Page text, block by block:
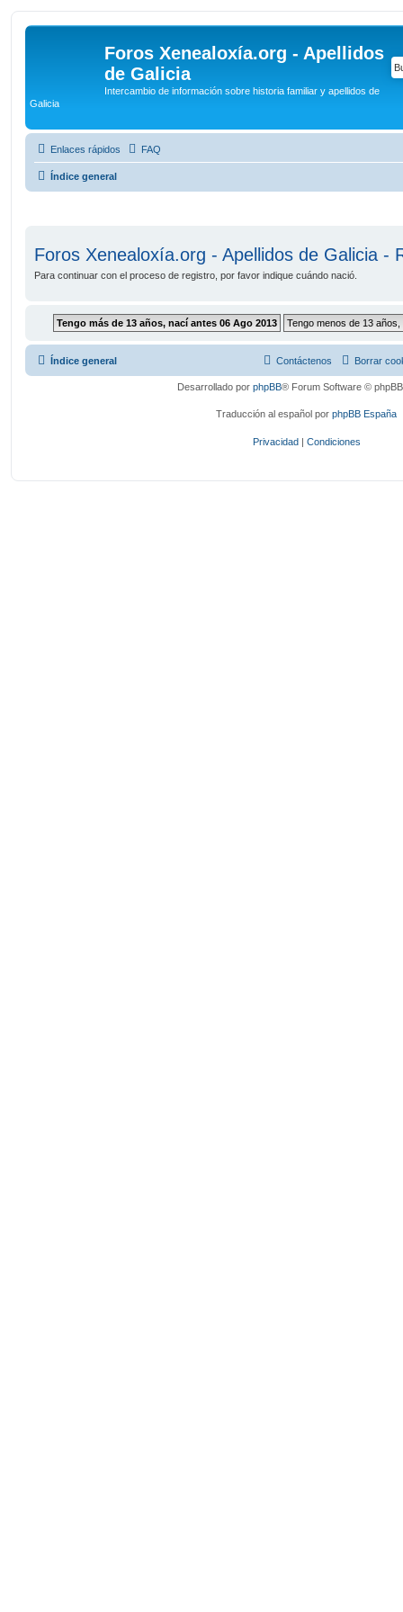
Foros Xenealoxía.org - Apellidos
de Galicia
Intercambio de información sobre historia familiar y apellidos de
Galicia
Enlaces rápidos FAQ
Índice general
Foros Xenealoxía.org - Apellidos de Galicia -
Para continuar con el proceso de registro, por favor indique cuándo nació.
Índice general Borrar
Contáctenos
Desarrollado por phpBB® Forum Software ©
Traducción al español por phpBB España
Privacidad| Condiciones